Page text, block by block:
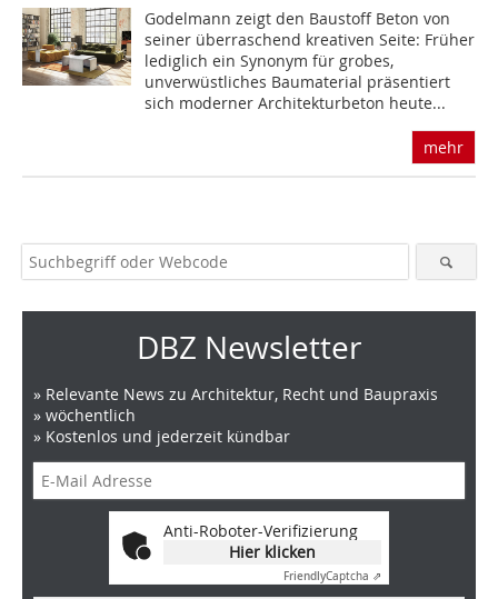
Godelmann zeigt den Baustoff Beton von
seiner überraschend kreativen Seite: Früher
lediglich ein Synonym für grobes,
unverwüstliches Baumaterial präsentiert
sich moderner Architekturbeton heute...
mehr
DBZ Newsletter
» Relevante News zu Architektur, Recht und Baupraxis
» wöchentlich
» Kostenlos und jederzeit kündbar
Anti-Roboter-Verifizierung
Hier klicken
FriendlyCaptcha ⇗